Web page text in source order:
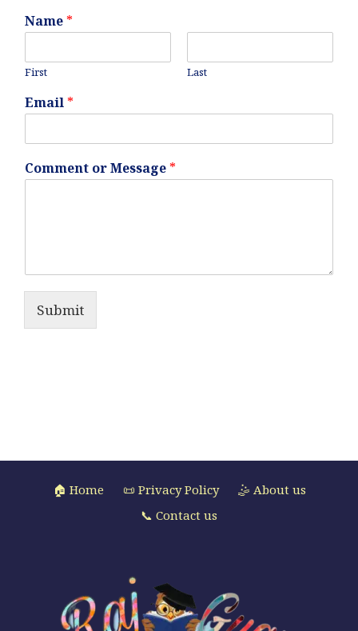
Name *
First Last
Email *
Comment or Message *
Submit
🏠 Home 📜 Privacy Policy
🤹 About us
📞 Contact us